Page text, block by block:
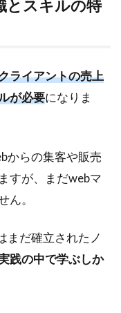
とスキルの特
ライアントの売上
が必要になりま
からの集客や販売
すが、まだwebマ
ん。
まだ確立されたノ
践の中で学ぶしか